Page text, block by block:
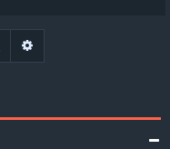
Buscar